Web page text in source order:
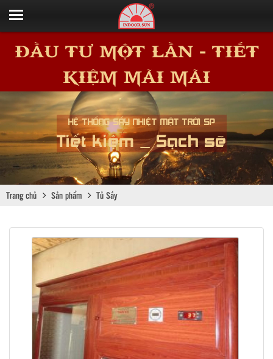
ĐẦU TƯ MỘT LẦN - TIẾT
KIỆM MÃI MÃI
HỆ THỐNG SẤY NHIỆT MẶT TRỜI SP
Tiết kiệm _ Sạch sẽ
Trang chủ Sản phẩm Tủ Sấy